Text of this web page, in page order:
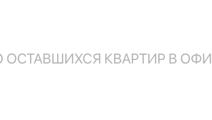
КВАРТИР В